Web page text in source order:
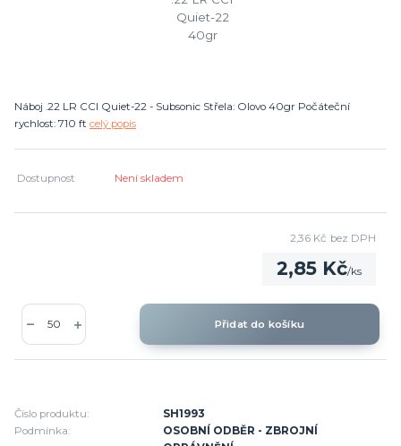
Náboj .22 LR CCI Quiet-22 - Subsonic Střela: Olovo 40gr Počáteční
rychlost: 710 ft celý popis
Dostupnost Není skladem
2,85 Kč/ks
2,36 Kč bez DPH
Přidat do košíku
Číslo produktu:
SH1993
Podmínka:
OSOBNÍ ODBĚR - ZBROJNÍ